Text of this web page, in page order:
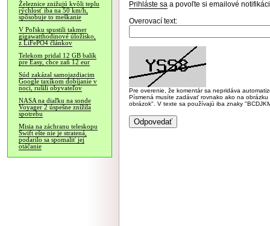
Železnice znižujú kvôli teplu
rýchlosť iba na 50 km/h,
spôsobuje to meškanie
V Poľsku spustili takmer
gigawatthodinové úložisko,
z LiFePO4 článkov
Telekom pridal 12 GB balík
pre Easy, chce zaň 12 eur
Súd zakázal samojazdiacim
Google taxíkom dobíjanie v
noci, rušili obyvateľov
NASA na diaľku na sonde
Voyager 2 úspešne znížila
spotrebu
Misia na záchranu teleskopu
Swift ešte nie je stratená,
podarilo sa spomaliť jej
otáčanie
Prihláste sa a povoľte si emailové
Overovací text:
Pre overenie, že komentár sa nepridáva
Písmená musíte zadávať rovnako ako na
obrázok". V texte sa používajú iba znaky